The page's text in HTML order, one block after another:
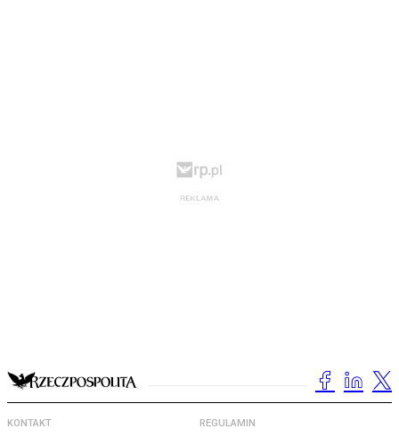
KONTAKT REGULAMIN